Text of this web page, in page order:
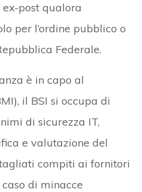
post qualora
per l’ordine pubblico o
Federale.
è in capo al
il BSI si occupa di
di sicurezza IT,
e valutazione del
compiti ai fornitori
di minacce